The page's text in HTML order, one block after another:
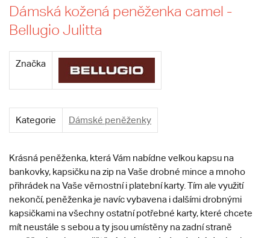
Dámská kožená peněženka camel -
Bellugio Julitta
Značka
Kategorie Dámské peněženky
Krásná peněženka, která Vám nabídne velkou kapsu na
bankovky, kapsičku na zip na Vaše drobné mince a mnoho
přihrádek na Vaše věrnostní i platební karty. Tím ale využití
nekončí, peněženka je navíc vybavena i dalšími drobnými
kapsičkami na všechny ostatní potřebné karty, které chcete
mít neustále s sebou a ty jsou umístěny na zadní straně